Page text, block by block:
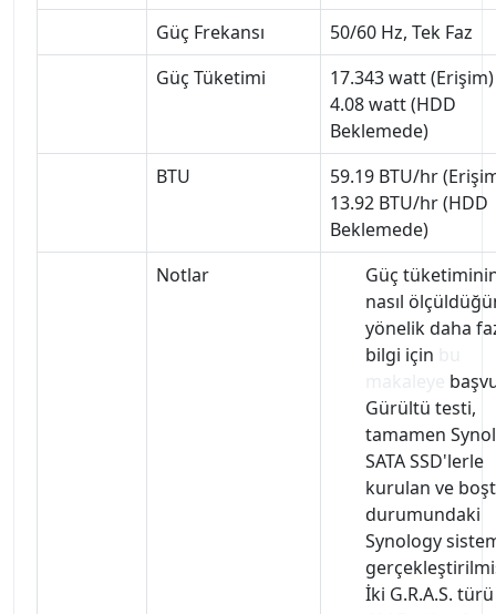
Güç Frekansı
50/60 Hz, Tek Faz
Güç Tüketimi
17.343 watt (Erişim)
4.08 watt (HDD
Beklemede)
BTU
59.19 BTU/hr
13.92 BTU/hr (HDD
Beklemede)
Notlar
Güç
nasıl
yönelik daha
bilgi için
Gürültü testi,
tamamen
SATA SSD'lerle
kurulan ve
durumundaki
Synology
İki G.R.A.S. türü